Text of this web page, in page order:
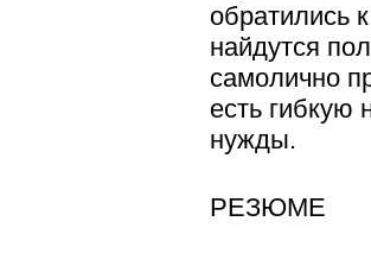
обратились
найдутся
самолично
есть гибкую
нужды.
РЕЗЮМЕ